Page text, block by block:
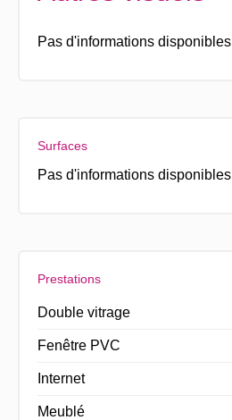
Pas d'informations disponibles
Surfaces
Pas d'informations disponibles
Prestations
Double vitrage
Fenêtre PVC
Internet
Meublé